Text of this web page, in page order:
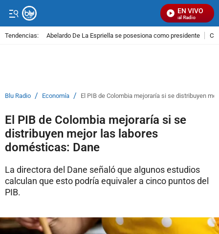
EN VIVO
Señal Visual Radio
Tendencias: Abelardo De La Espriella se posesiona como presidente
Blu Radio / Economía / El PIB de Colombia mejoraría si se distribuyen
El PIB de Colombia mejoraría si se
distribuyen mejor las labores
domésticas: Dane
La directora del Dane señaló que algunos estudios
calculan que esto podría equivaler a cinco puntos del
PIB.